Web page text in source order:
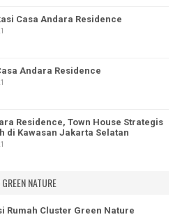
Casa Andara Residence
Andara Residence
Residence, Town House Strategis
di Kawasan Jakarta Selatan
NATURE
Rumah Cluster Green Nature